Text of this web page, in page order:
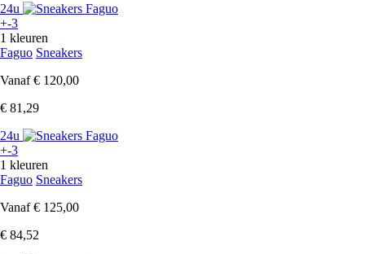
24u
+-3
1 kleuren
Faguo Sneakers
Vanaf € 120,00
€ 81,29
24u
+-3
1 kleuren
Faguo Sneakers
Vanaf € 125,00
€ 84,52